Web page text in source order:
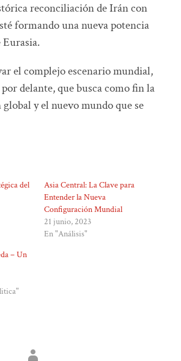
reconciliación de Irán con
formando una nueva potencia
el complejo escenario mundial,
delante, que busca como fin la
y el nuevo mundo que se
del
Asia Central: La Clave para
Entender la Nueva
Configuración Mundial
21 junio, 2023
En "Análisis"
– Un